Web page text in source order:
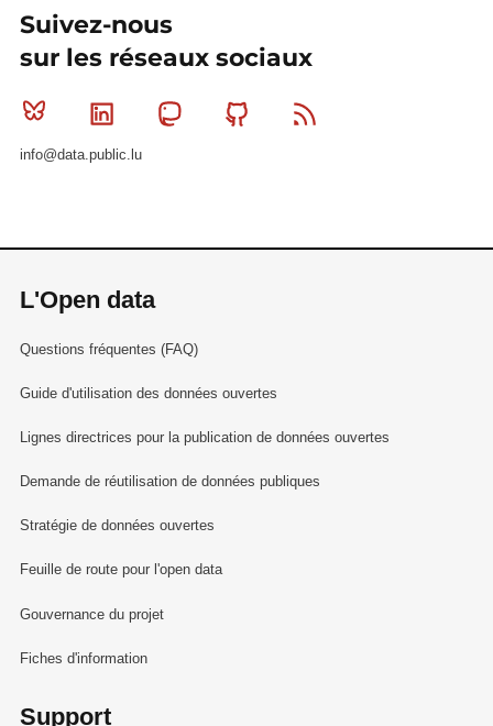
Suivez-nous
sur les réseaux sociaux
Bluesky Linkedin MastodonGithub
info@data.public.lu
L'Open data
Questions fréquentes (FAQ)
Guide d'utilisation des données ouvertes
Lignes directrices pour la publication de données ouvertes
Demande de réutilisation de données publiques
Stratégie de données ouvertes
Feuille de route pour l'open data
Gouvernance du projet
Fiches d'information
Support